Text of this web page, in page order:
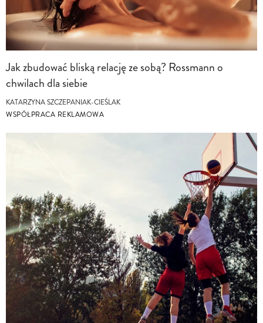
Jak zbudować bliską relację ze sobą? Rossmann o
chwilach dla siebie
KATARZYNA SZCZEPANIAK-CIEŚLAK
WSPÓŁPRACA REKLAMOWA